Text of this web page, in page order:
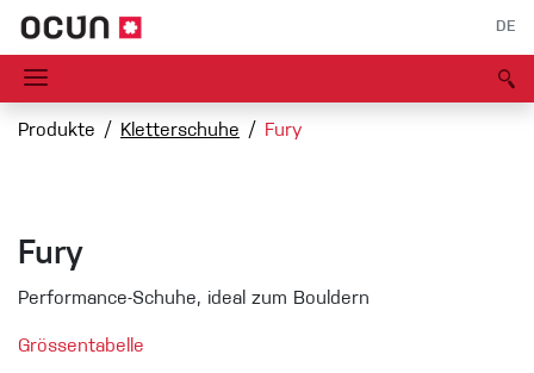
DE
Produkte Kletterschuhe Fury
Fury
Performance-Schuhe, ideal zum Bouldern
Grössentabelle